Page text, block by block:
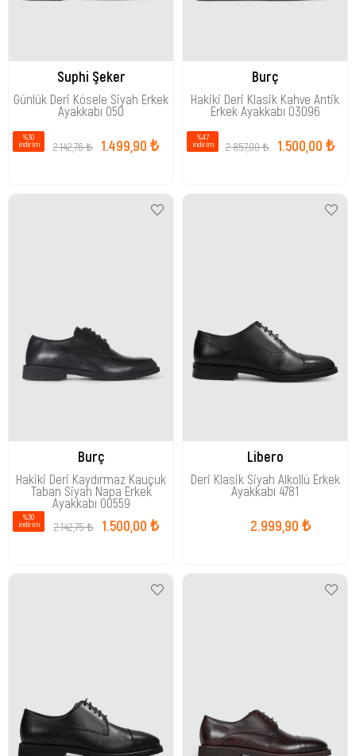
Suphi Şeker
Günlük Deri Kösele Siyah Erkek
Ayakkabı 050
1.499,90 ₺
2.142,76 ₺
%30
i̇ndirim
Burç
Hakiki Deri Klasik Kahve Antik
Erkek Ayakkabı 03096
1.500,00 ₺
2.857,00 ₺
%47
i̇ndirim
Burç
Hakiki Deri Kaydırmaz Kauçuk
Taban Siyah Napa Erkek
Ayakkabı 00559
1.500,00 ₺
2.142,75 ₺
%30
i̇ndirim
Libero
Deri Klasik Siyah Alkollü Erkek
Ayakkabı 4781
2.999,90 ₺